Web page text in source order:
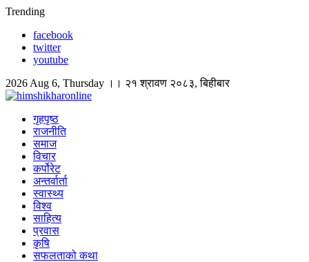
Skip
content
Trending
facebook
twitter
youtube
2026 Aug 6, Thursday ।। २१ श्रावण २०८३, बिहीबार
Himshikhar Online
गृहपृष्ठ
राजनीति
समाज
विचार
कर्पोरेट
अन्तर्वार्ता
स्वास्थ्य
विश्व
साहित्य
प्रवास
कृषि
सफलताको कथा